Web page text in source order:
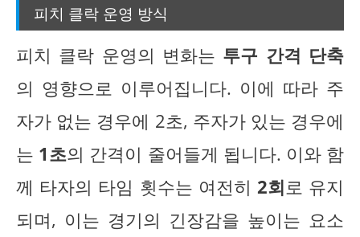
피치 클락 운영 방식
피치 클락 운영의 변화는 투구 간격 단축
의 영향으로 이루어집니다. 이에 따라 주
자가 없는 경우에 2초, 주자가 있는 경우에
는 1초의 간격이 줄어들게 됩니다. 이와 함
께 타자의 타임 횟수는 여전히 2회 로 유지
되며, 이는 경기의 긴장감을 높이는 요소